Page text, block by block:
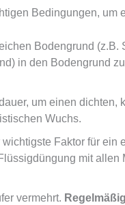
Bedingungen, um
Bodengrund (z.B.
in den Bodengrund
um einen
Wuchs.
wichtigste Faktor für ein
mit
vermehrt.